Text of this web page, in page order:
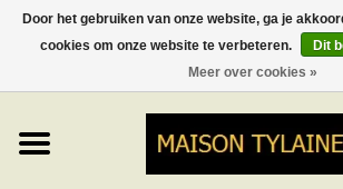
Door het gebruiken van onze website, ga je
cookies om onze website te verbeteren.
Dit
Meer over cookies »